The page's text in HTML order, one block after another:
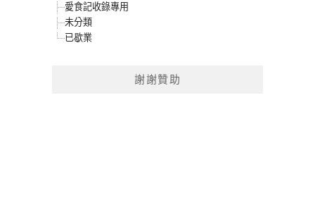
愛食記收錄專用
未分類
已歇業
謝謝贊助